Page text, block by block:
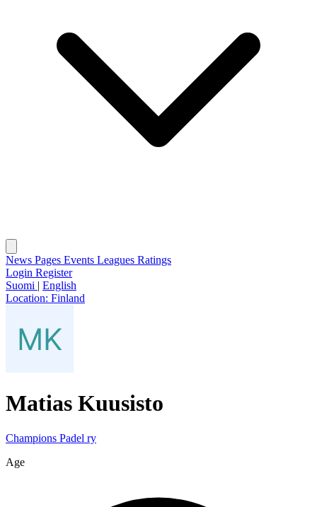
News Pages Events Leagues Ratings
Login Register
Suomi | English
Location: Finland
Matias Kuusisto
Champions Padel ry
Age